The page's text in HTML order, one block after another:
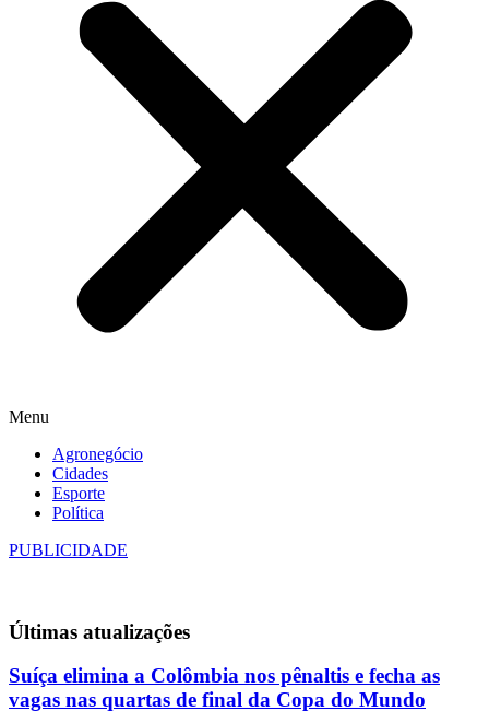
Menu
Agronegócio
Cidades
Esporte
Política
PUBLICIDADE
Últimas atualizações
Suíça elimina a Colômbia nos pênaltis e fecha as
vagas nas quartas de final da Copa do Mundo